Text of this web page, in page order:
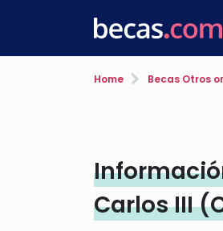
Home Becas Otros
Carlos III